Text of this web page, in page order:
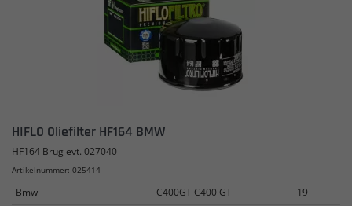
HIFLO Oliefilter HF164 BMW
HF164 Brug evt. 027040
Artikelnummer: 025414
Bmw C400GT C400 GT
19-